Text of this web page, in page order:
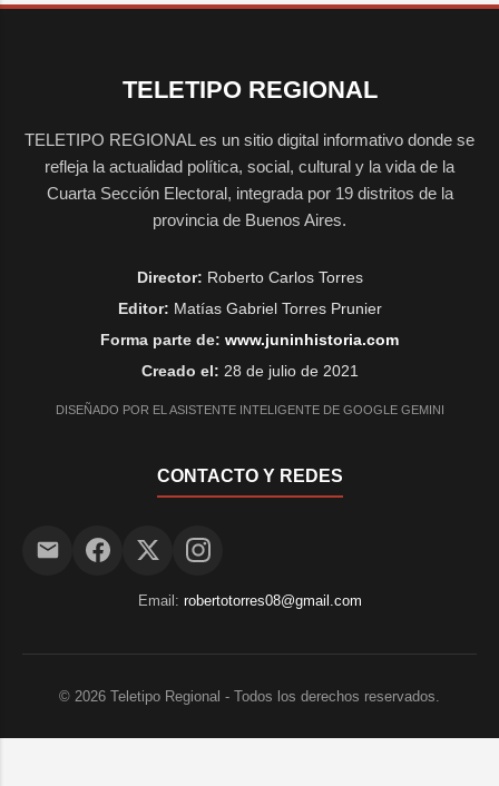
TELETIPO REGIONAL
TELETIPO REGIONAL es un sitio digital informativo donde se
refleja la actualidad política, social, cultural y la vida de la
Cuarta Sección Electoral, integrada por 19 distritos de la
provincia de Buenos Aires.
Director: Roberto Carlos Torres
Editor: Matías Gabriel Torres Prunier
Forma parte de: www.juninhistoria.com
Creado el: 28 de julio de 2021
DISEÑADO POR EL ASISTENTE INTELIGENTE DE GOOGLE GEMINI
CONTACTO Y REDES
Email: robertotorres08@gmail.com
© 2026 Teletipo Regional - Todos los derechos reservados.